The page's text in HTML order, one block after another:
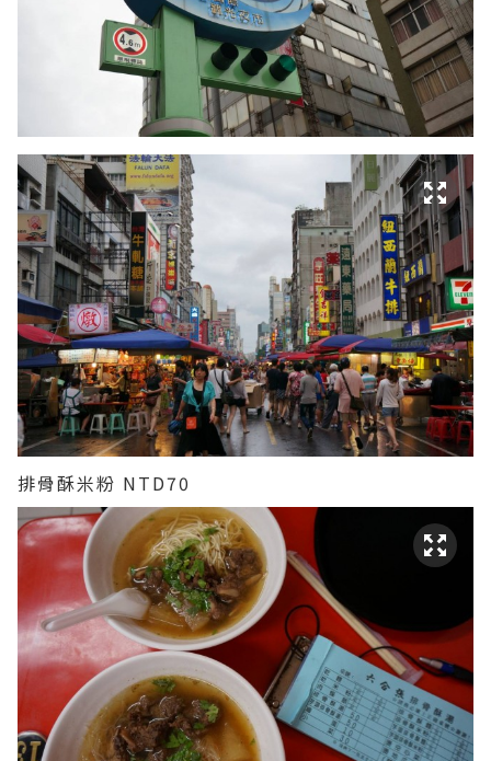
排骨酥米粉 NTD70